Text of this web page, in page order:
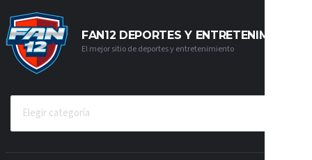
FAN12 DEPORTES Y ENTRETENIMIENTO
El mejor sitio de deportes y entretenimiento